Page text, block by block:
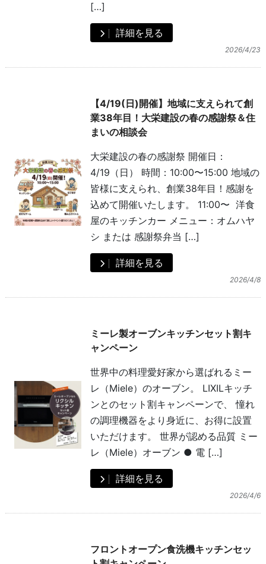
[…]
詳細を見る
2026/4/23
【4/19(日)開催】地域に支えられて創
業38年目！大栄建設の春の感謝祭＆住
まいの相談会
大栄建設の春の感謝祭 開催日：
4/19（日） 時間：10:00〜15:00 地域の
皆様に支えられ、創業38年目！感謝を
込めて開催いたします。 11:00〜 洋食
屋のキッチンカー メニュー：オムハヤ
シ または 感謝祭弁当 […]
詳細を見る
2026/4/8
ミーレ製オーブンキッチンセット割キ
ャンペーン
世界中の料理愛好家から選ばれるミー
レ（Miele）のオーブン。 LIXILキッチ
ンとのセット割キャンペーンで、 憧れ
の調理機器をより身近に、お得に設置
いただけます。 世界が認める品質 ミー
レ（Miele）オーブン ● 電 […]
詳細を見る
2026/4/6
フロントオープン食洗機キッチンセッ